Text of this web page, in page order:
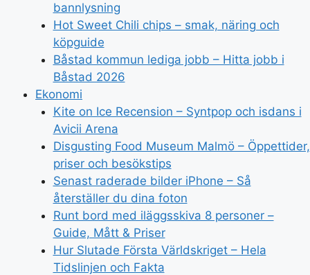
bannlysning
Hot Sweet Chili chips – smak, näring och
köpguide
Båstad kommun lediga jobb – Hitta jobb i
Båstad 2026
Ekonomi
Kite on Ice Recension – Syntpop och isdans i
Avicii Arena
Disgusting Food Museum Malmö – Öppettider,
priser och besökstips
Senast raderade bilder iPhone – Så
återställer du dina foton
Runt bord med iläggsskiva 8 personer –
Guide, Mått & Priser
Hur Slutade Första Världskriget – Hela
Tidslinjen och Fakta